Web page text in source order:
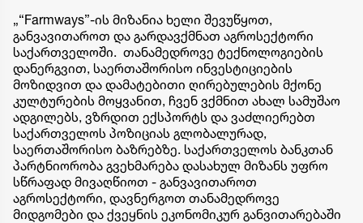
„“Farmways”-ის მიზანია ხელი შევუწყოთ,
განვავითაროთ და გარდავქმნათ აგროსექტორი
საქართველოში. თანამედროვე ტექნოლოგიების
დანერგვით, საერთაშორისო ინვესტიციების
მოზიდვით და დამატებითი ღირებულების მქონე
კულტურების მოყვანით, ჩვენ ვქმნით ახალ სამუშაო
ადგილებს, ვზრდით ექსპორტს და ვაძლიერებთ
საქართველოს პოზიციას გლობალურად,
საერთაშორისო ბაზრებზე. საქართველოს ბანკთან
პარტნიორობა გვეხმარება დასახულ მიზანს უფრო
სწრაფად მივაღწიოთ - განვავითაროთ
აგროსექტორი, დავნერგოთ თანამედროვე
მიდგომები და ქვეყნის ეკონომიკურ განვითარებაში